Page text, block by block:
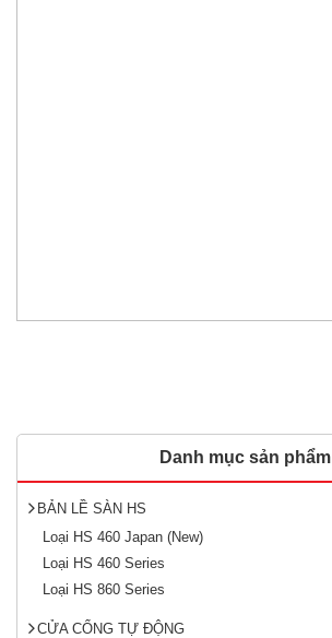
Danh mục sản phẩm
BẢN LỀ SÀN HS
Loại HS 460 Japan (New)
Loại HS 460 Series
Loại HS 860 Series
CỬA CỔNG TỰ ĐỘNG